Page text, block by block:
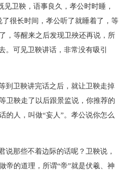
见卫鞅，语事良久，孝公时时睡，
很长时间，孝公听了就睡着了，等
，等醒来之后发现卫殃还再说，所
。可见卫鞅讲话，非常没有吸引
到卫鞅讲完话之后，就让卫鞅走掉
卫鞅走了以后跟景监说，你推荐的
的人，叫做“妄人”。孝公说你怎么
说那些不着边际的话呢？卫鞅说，
帝的道理，所谓“帝”就是伏羲、神